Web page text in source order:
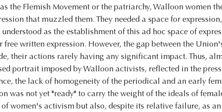
the Flemish Movement or the patriarchy, Walloon women
that muzzled them. They needed a space for
as the establishment of this ad hoc space of
written expression. However, the gap between the
their actions rarely having any significant impact. Thus,
portrait imposed by Walloon activists, reflected in the press
the lack of homogeneity of the periodical and an early
was not yet "ready" to carry the weight of the ideals of
women's activism but also, despite its relative failure, as